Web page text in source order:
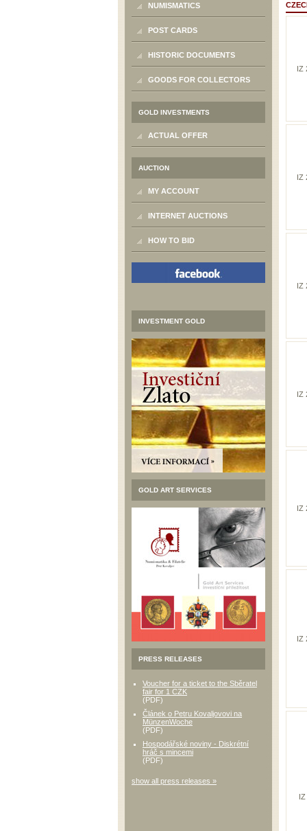
NUMISMATICS
POST CARDS
HISTORIC DOCUMENTS
GOODS FOR COLLECTORS
GOLD INVESTMENTS
ACTUAL OFFER
AUCTION
MY ACCOUNT
INTERNET AUCTIONS
HOW TO BID
INVESTMENT GOLD
GOLD ART SERVICES
PRESS RELEASES
Voucher for a ticket to the Sběratel
fair for 1 CZK
(PDF)
Článek o Petru Kovaljovovi na
MünzenWoche
(PDF)
Hospodářské noviny - Diskrétní
hráč s mincemi
(PDF)
show all press releases »
IZ
IZ
IZ
IZ
IZ
IZ
IZ